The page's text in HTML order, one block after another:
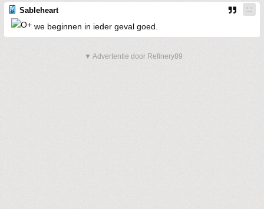
Sableheart
we beginnen in ieder geval goed.
▼ Advertentie door Refinery89